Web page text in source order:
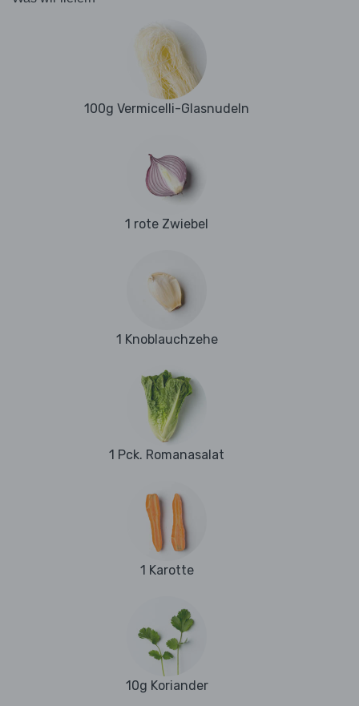
100g Vermicelli-Glasnudeln
1 rote Zwiebel
1 Knoblauchzehe
1 Pck. Romanasalat
1 Karotte
10g Koriander